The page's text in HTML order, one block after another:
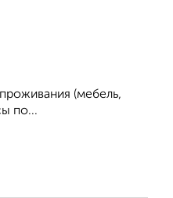
(мебель,
по...